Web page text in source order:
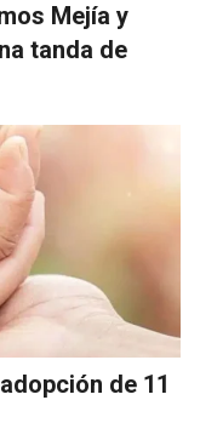
Mejía y
tanda de
de 11